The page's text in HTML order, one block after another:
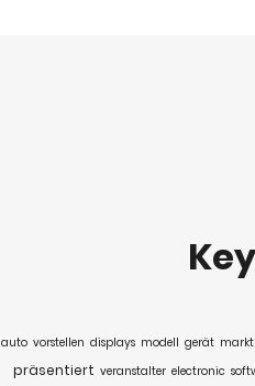
auto vorstellen displays modell gerät markt
präsentiert veranstalter electronic